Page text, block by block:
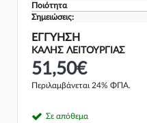
Ποιότητα
Σημειώσεις:
ΕΓΓΎΗΣΗ
ΚΑΛΗΣ ΛΕΙΤΟΥΡΓΙΑΣ
51,50€
Περιλαμβάνεται 24% ΦΠΑ.
Σε απόθεμα